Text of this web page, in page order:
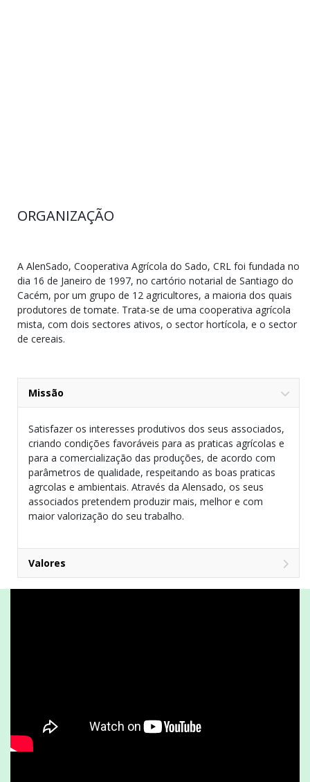
ORGANIZAÇÃO
A AlenSado, Cooperativa Agrícola do Sado, CRL foi fundada no
dia 16 de Janeiro de 1997, no cartório notarial de Santiago do
Cacém, por um grupo de 12 agricultores, a maioria dos quais
produtores de tomate. Trata-se de uma cooperativa agrícola
mista, com dois sectores ativos, o sector hortícola, e o sector
de cereais.
Missão
Satisfazer os interesses produtivos dos seus associados,
criando condições favoráveis para as praticas agrícolas e
para a comercialização das produções, de acordo com
parâmetros de qualidade, respeitando as boas praticas
agrcolas e ambientais. Através da Alensado, os seus
associados pretendem produzir mais, melhor e com
maior valorização do seu trabalho.
Valores